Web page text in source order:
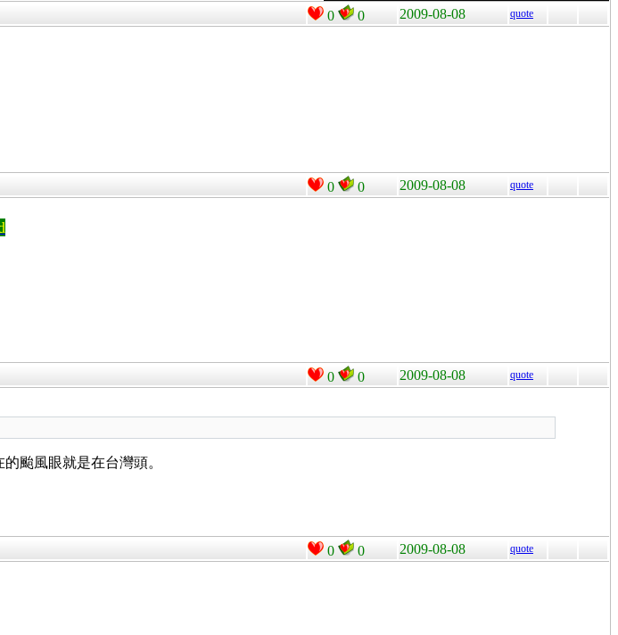
0 0 2009-08-08 quote
0 0 2009-08-08 quote
0 0 2009-08-08 quote
颱風眼就是在台灣頭。
0 0 2009-08-08 quote